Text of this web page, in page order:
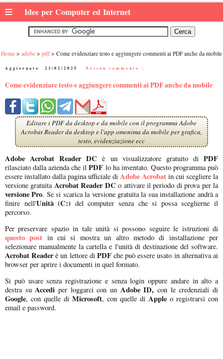
≡ Idee per Computer ed Internet
Home adobe pdf Come evidenziare testo e aggiungere commenti ai PDF anche da mobile
Aggiornato: 23/02/2025 Nessun commento :
Come evidenziare testo e aggiungere commenti ai PDF anche da mobile
Editare i PDF da desktop e da mobile con il programma Adobe
Acrobat Reader da desktop e l'app omonima da mobile per grafica,
testo, evidenziazione ecc
Adobe Acrobat Reader DC è un visualizzatore gratuito diPDF
rilasciato dalla azienda che ilPDF lo ha inventato. Questo programma può
essere installato dalla pagina ufficiale di Adobe Acrobat in cui scegliere la
versione gratuitaAcrobat Reader DC o attivare il periodo di prova per la
versione Pro. Se si scarica la versione gratuita la sua installazione andrà a
finire nell'Unità (C:) del computer senza che si possa sceglierne il
percorso.
Per preservare spazio in tale unità si possono seguire le istruzioni di
questo post in cui si mostra un altro metodo di installazione per
selezionare manualmente la cartella e l'unità di destinazione del software.
Acrobat Readerè un lettore di PDFche può essere usato in alternativa ai
browser per aprire i documenti in quel formato.
Si può usare senza registrazione e senza login oppure andare in alto a
destra suAccedi per loggarci con un Adobe ID, con le credenziali di
Google, con quelle di Microsoft, con quelle di Apple o registrarsi con
email e password.